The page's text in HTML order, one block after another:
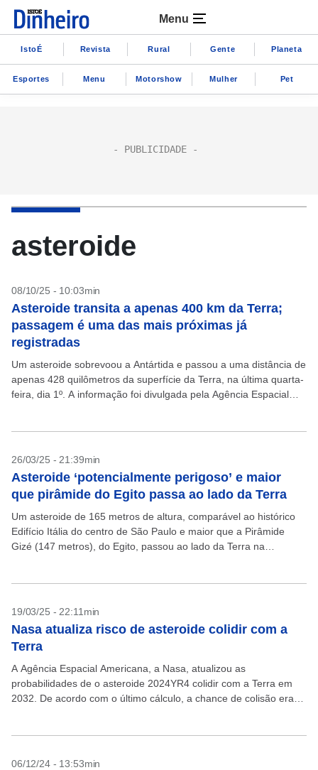
Menu
IstoÉ Revista Rural Gente Planeta
Esportes Menu Motorshow Mulher Pet
asteroide
08/10/25 - 10:03min
Asteroide transita a apenas 400 km da Terra;
passagem é uma das mais próximas já
registradas
Um asteroide sobrevoou a Antártida e passou a uma distância de
apenas 428 quilômetros da superfície da Terra, na última quarta-
feira, dia 1º. A informação foi divulgada pela Agência Espacial
26/03/25 - 21:39min
Asteroide ‘potencialmente perigoso’ e maior
que pirâmide do Egito passa ao lado da Terra
Um asteroide de 165 metros de altura, comparável ao histórico
Edifício Itália do centro de São Paulo e maior que a Pirâmide
Gizé (147 metros), do Egito, passou ao lado da Terra na
19/03/25 - 22:11min
Nasa atualiza risco de asteroide colidir com a
Terra
A Agência Espacial Americana, a Nasa, atualizou as
probabilidades de o asteroide 2024YR4 colidir com a Terra em
2032. De acordo com o último cálculo, a chance de colisão era
06/12/24 - 13:53min